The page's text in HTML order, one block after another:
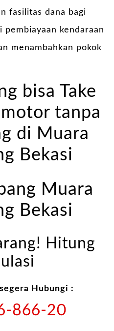
fasilitas dana bagi
kendaraan
menambahkan pokok
bisa Take
tanpa
di Muara
Bekasi
Muara
Bekasi
Hitung
Hubungi :
866-20